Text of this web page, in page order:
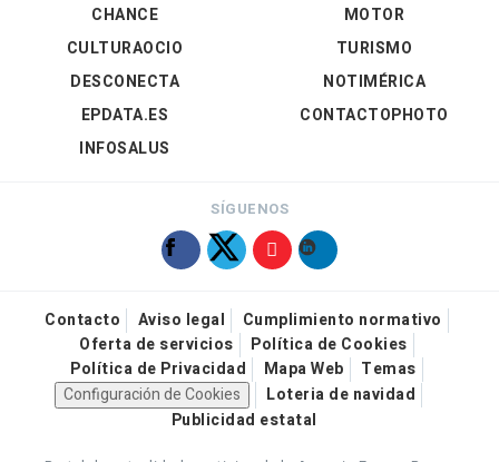
CHANCE
CULTURAOCIO
DESCONECTA
EPDATA.ES
INFOSALUS
MOTOR
TURISMO
NOTIMÉRICA
CONTACTOPHOTO
SÍGUENOS
Contacto Aviso legal
Cumplimiento normativo
Oferta de servicios
Política de Cookies
Política de Privacidad
Mapa Web
Temas
Configuración de Cookies
Loteria de navidad
Publicidad estatal